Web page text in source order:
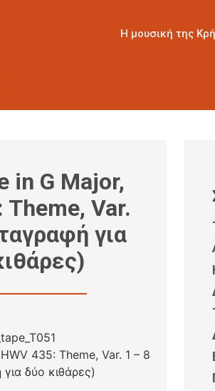
Η μουσική της
in G Major,
Theme, Var.
για
435: Theme, Var. 1 – 8
δύο κιθάρες)